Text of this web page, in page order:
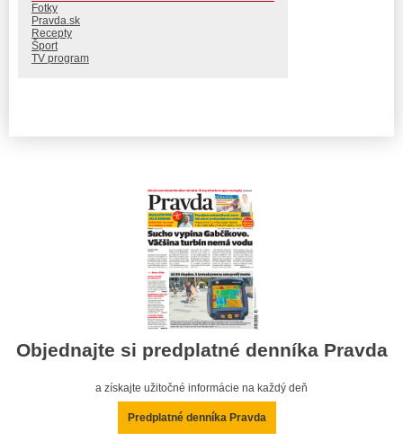
Fotky
Pravda.sk
Recepty
Šport
TV program
Objednajte si predplatné denníka Pravda
a získajte užitočné informácie na každý deň
Predplatné denníka Pravda